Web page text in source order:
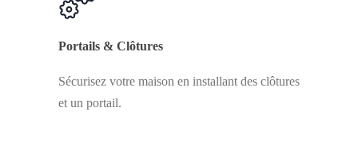
Portails & Clôtures
Sécurisez votre maison en installant des clôtures
et un portail.